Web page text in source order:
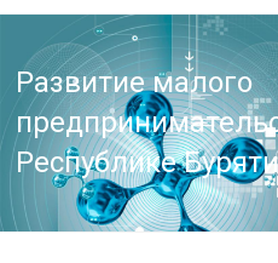
Развитие малого
Республике